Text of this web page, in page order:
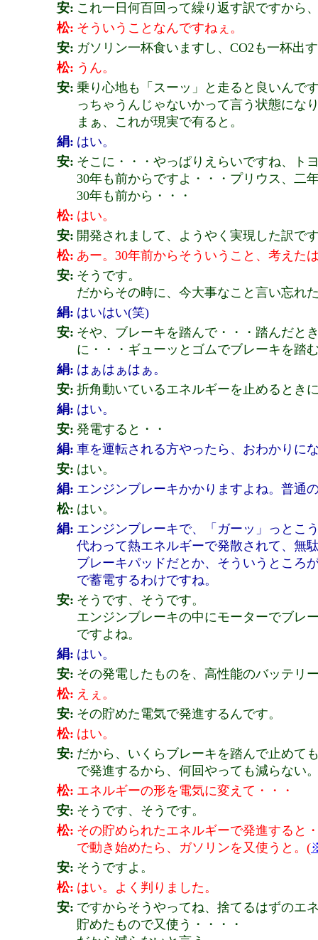
安: これ一日何百回って繰り返す訳ですから
松: そういうことなんですねぇ。
安: ガソリン一杯食いますし、CO2も一杯出
松: うん。
安: 乗り心地も「スーッ」と走ると良いんで
っちゃうんじゃないかって言う状態にな
まぁ、これが現実で有ると。
絹: はい。
安: そこに・・・やっぱりえらいですね、ト
30年も前からですよ・・・プリウス、二
30年も前から・・・
松: はい。
安: 開発されまして、ようやく実現した訳で
松: あー。30年前からそういうこと、考えた
安: そうです。
だからその時に、今大事なこと言い忘れ
絹: はいはい(笑)
安: そや、ブレーキを踏んで・・・踏んだと
に・・・ギューッとゴムでブレーキを踏
絹: はぁはぁはぁ。
安: 折角動いているエネルギーを止めるとき
絹: はい。
安: 発電すると・・
絹: 車を運転される方やったら、おわかりに
安: はい。
絹: エンジンブレーキかかりますよね。普通
松: はい。
絹: エンジンブレーキで、「ガーッ」っとこ
代わって熱エネルギーで発散されて、無
ブレーキパッドだとか、そういうところ
で蓄電するわけですね。
安: そうです、そうです。
エンジンブレーキの中にモーターでブレ
ですよね。
絹: はい。
安: その発電したものを、高性能のバッテリ
松: えぇ。
安: その貯めた電気で発進するんです。
松: はい。
安: だから、いくらブレーキを踏んで止めて
で発進するから、何回やっても減らない
松: エネルギーの形を電気に変えて・・・
安: そうです、そうです。
松: その貯められたエネルギーで発進すると
で動き始めたら、ガソリンを又使うと。(
安: そうですよ。
松: はい。よく判りました。
安: ですからそうやってね、捨てるはずのエ
貯めたもので又使う・・・・